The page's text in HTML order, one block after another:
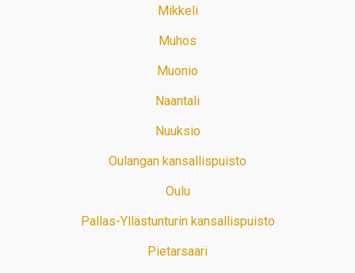
Mikkeli
Muhos
Muonio
Naantali
Nuuksio
Oulangan kansallispuisto
Oulu
Pallas-Yllästunturin kansallispuisto
Pietarsaari